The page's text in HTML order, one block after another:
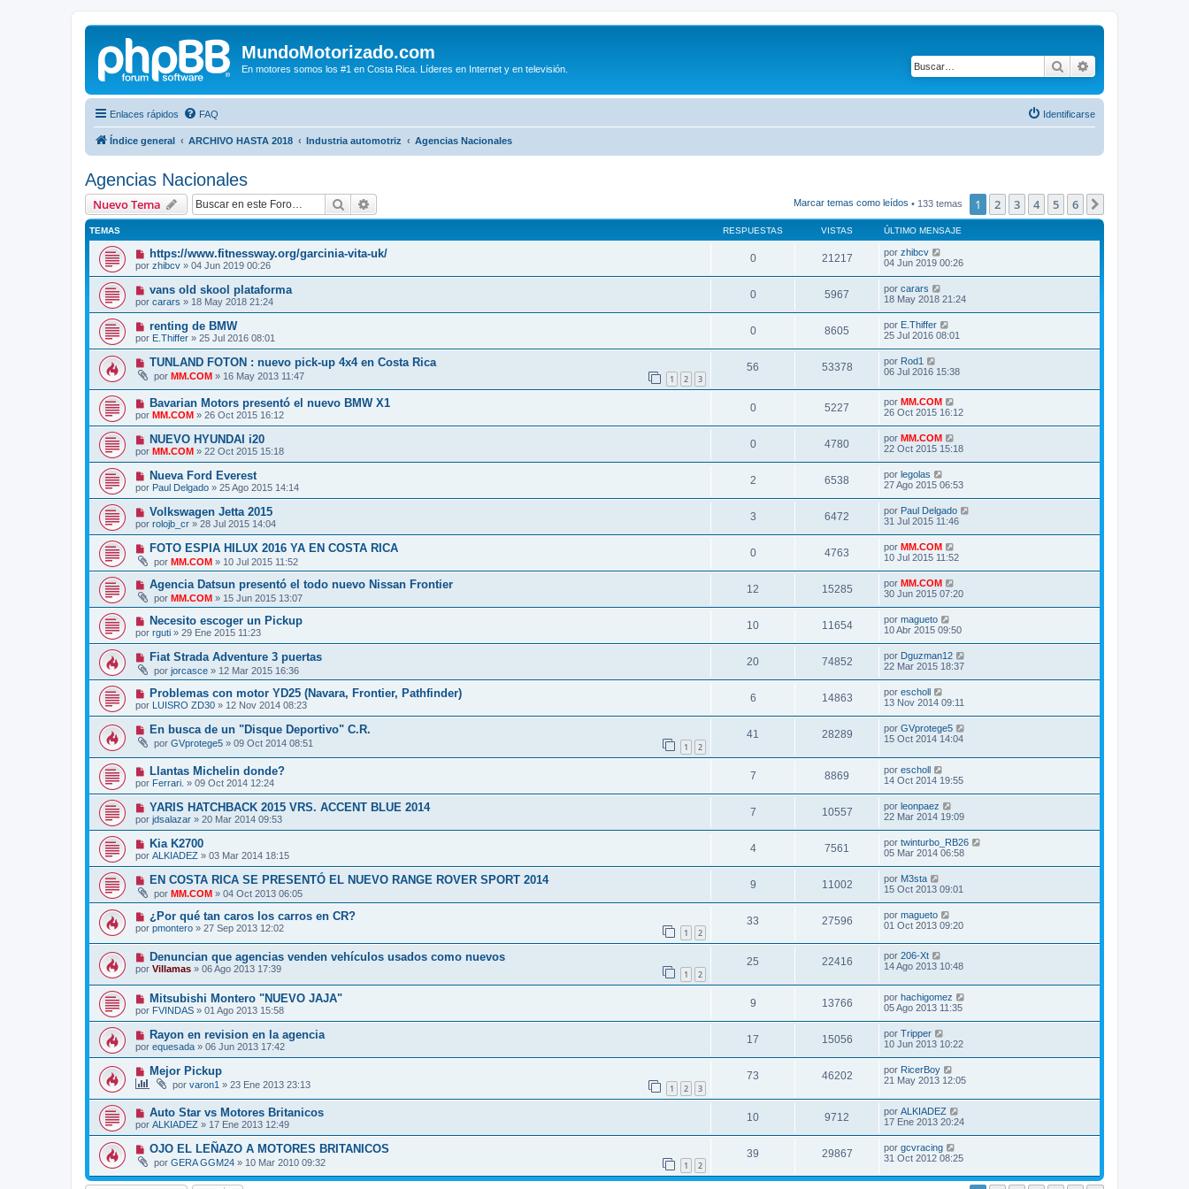
MundoMotorizado.com
En motores somos los #1 en Costa Rica. Líderes en Internet y en televisión. Buscar
Enlaces rápidos FAQ Identificarse
Índice general ARCHIVO HASTA 2018 Industria automotriz Agencias Nacionales
Agencias Nacionales
Nuevo Tema Buscar Marcar temas como leídos • 133 temas 1 2 3 4 5 6
TEMAS RESPUESTAS VISTAS ÚLTIMO MENSAJE
https://www.fitnessway.org/garcinia-vita-uk/
por zhibcv » 04 Jun 2019 00:26
0 21217 por zhibcv
04 Jun 2019 00:26
vans old skool plataforma
por carars » 18 May 2018 21:24
0 5967 por carars
18 May 2018 21:24
renting de BMW
por E.Thiffer » 25 Jul 2016 08:01
0 8605 por E.Thiffer
25 Jul 2016 08:01
TUNLAND FOTON : nuevo pick-up 4x4 en Costa Rica
por MM.COM » 16 May 2013 11:47 1 2 3
56 53378 por Rod1
06 Jul 2016 15:38
Bavarian Motors presentó el nuevo BMW X1
por MM.COM » 26 Oct 2015 16:12
0 5227 por MM.COM
26 Oct 2015 16:12
NUEVO HYUNDAI i20
por MM.COM » 22 Oct 2015 15:18
0 4780 por MM.COM
22 Oct 2015 15:18
Nueva Ford Everest
por Paul Delgado » 25 Ago 2015 14:14
2 6538 por legolas
27 Ago 2015 06:53
Volkswagen Jetta 2015
por rolojb_cr » 28 Jul 2015 14:04
3 6472 por Paul Delgado
31 Jul 2015 11:46
FOTO ESPIA HILUX 2016 YA EN COSTA RICA
por MM.COM » 10 Jul 2015 11:52
0 4763 por MM.COM
10 Jul 2015 11:52
Agencia Datsun presentó el todo nuevo Nissan Frontier
por MM.COM » 15 Jun 2015 13:07
12 15285 por MM.COM
30 Jun 2015 07:20
Necesito escoger un Pickup
por rguti » 29 Ene 2015 11:23
10 11654 por magueto
10 Abr 2015 09:50
Fiat Strada Adventure 3 puertas
por jorcasce » 12 Mar 2015 16:36
20 74852 por Dguzman12
22 Mar 2015 18:37
Problemas con motor YD25 (Navara, Frontier, Pathfinder)
por LUISRO ZD30 » 12 Nov 2014 08:23
6 14863 por escholl
13 Nov 2014 09:11
En busca de un "Disque Deportivo" C.R.
por GVprotege5 » 09 Oct 2014 08:51 1 2
41 28289 por GVprotege5
15 Oct 2014 14:04
Llantas Michelin donde?
por Ferrari. » 09 Oct 2014 12:24
7 8869 por escholl
14 Oct 2014 19:55
YARIS HATCHBACK 2015 VRS. ACCENT BLUE 2014
por jdsalazar » 20 Mar 2014 09:53
7 10557 por leonpaez
22 Mar 2014 19:09
Kia K2700
por ALKIADEZ » 03 Mar 2014 18:15
4 7561 por twinturbo_RB26
05 Mar 2014 06:58
EN COSTA RICA SE PRESENTÓ EL NUEVO RANGE ROVER SPORT 2014
por MM.COM » 04 Oct 2013 06:05
9 11002 por M3sta
15 Oct 2013 09:01
¿Por qué tan caros los carros en CR?
por pmontero » 27 Sep 2013 12:02 1 2
33 27596 por magueto
01 Oct 2013 09:20
Denuncian que agencias venden vehículos usados como nuevos
por Villamas » 06 Ago 2013 17:39 1 2
25 22416 por 206-Xt
14 Ago 2013 10:48
Mitsubishi Montero "NUEVO JAJA"
por FVINDAS » 01 Ago 2013 15:58
9 13766 por hachigomez
05 Ago 2013 11:35
Rayon en revision en la agencia
por equesada » 06 Jun 2013 17:42
17 15056 por Tripper
10 Jun 2013 10:22
Mejor Pickup
por varon1 » 23 Ene 2013 23:13 1 2 3
73 46202 por RicerBoy
21 May 2013 12:05
Auto Star vs Motores Britanicos
por ALKIADEZ » 17 Ene 2013 12:49
10 9712 por ALKIADEZ
17 Ene 2013 20:24
OJO EL LEÑAZO A MOTORES BRITANICOS
por GERA GGM24 » 10 Mar 2010 09:32 1 2
39 29867 por gcvracing
31 Oct 2012 08:25